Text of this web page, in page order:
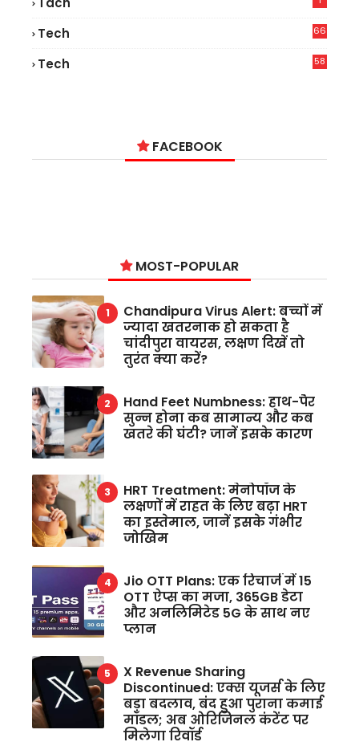
Tech
66
Tech
58
FACEBOOK
MOST-POPULAR
Chandipura Virus Alert: बच्चों में
ज्यादा खतरनाक हो सकता है
चांदीपुरा वायरस, लक्षण दिखें तो
तुरंत क्या करें?
Hand Feet Numbness: हाथ-पैर
सुन्न होना कब सामान्य और कब
खतरे की घंटी? जानें इसके कारण
HRT Treatment: मेनोपॉज के
लक्षणों में राहत के लिए बढ़ा HRT
का इस्तेमाल, जानें इसके गंभीर
जोखिम
Jio OTT Plans: एक रिचार्ज में 15
OTT ऐप्स का मजा, 365GB डेटा
और अनलिमिटेड 5G के साथ नए
प्लान
X Revenue Sharing
Discontinued: एक्स यूजर्स के लिए
बड़ा बदलाव, बंद हुआ पुराना कमाई
मॉडल; अब ओरिजिनल कंटेंट पर
मिलेगा रिवॉर्ड